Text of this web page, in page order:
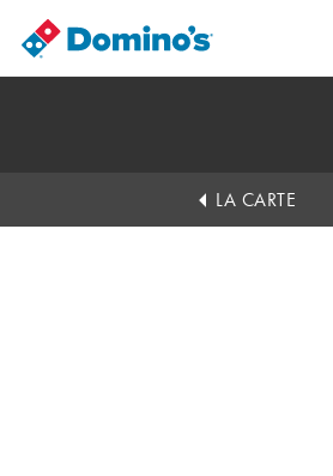
LA CARTE